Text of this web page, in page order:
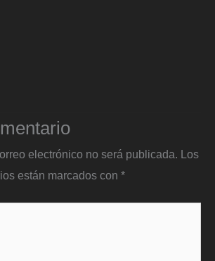
electrónico no será publicada. Los
están marcados con *